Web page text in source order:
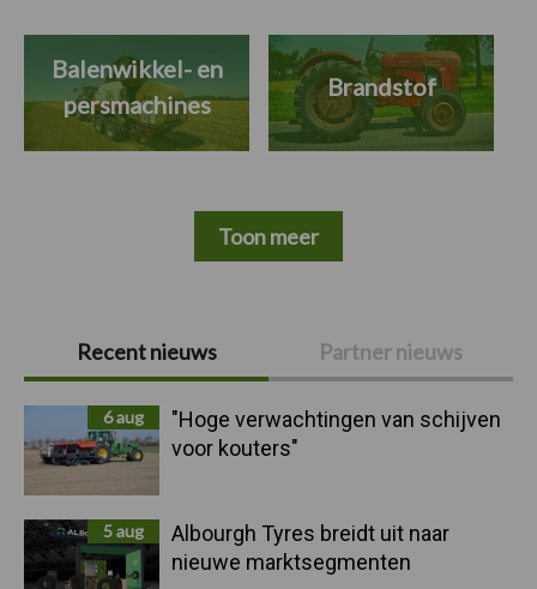
Primaire
Sidebar
Recent nieuws Partner nieuws
6 aug
"Hoge verwachtingen van schijven
voor kouters"
5 aug
Albourgh Tyres breidt uit naar
nieuwe marktsegmenten
Balenwikkel- en
persmachines
Brandstof
Toon meer